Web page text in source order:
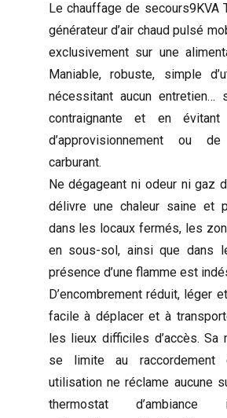
Le chauffage de secours9KVA
générateur d’air chaud pulsé
exclusivement sur une
Maniable, robuste, simple
nécessitant aucun entretien…
contraignante et en
d’approvisionnement ou
carburant.
Ne dégageant ni odeur ni gaz
délivre une chaleur saine et
dans les locaux fermés, les
en sous-sol, ainsi que dans
présence d’une flamme est
D’encombrement réduit, léger
facile à déplacer et à
les lieux difficiles d’accès. Sa
se limite au raccordement
utilisation ne réclame aucune
thermostat